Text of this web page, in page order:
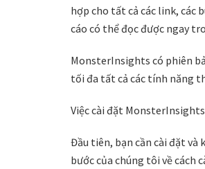
hợp cho tất cả các link, các
cáo có thể đọc được ngay
MonsterInsights có phiên
tối đa tất cả các tính năng
Việc cài đặt
Đầu tiên, bạn cần cài đặt
bước của chúng tôi về cách